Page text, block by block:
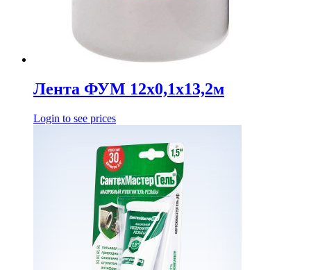
Лента ФУМ 12х0,1х13,2м
Login to see prices